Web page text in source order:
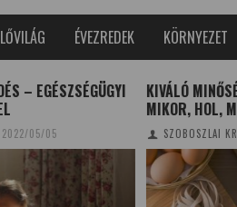
ÉVEZREDEK KÖRNYEZET
– EGÉSZSÉGÜGYI
2022/05/05
KIVÁLÓ
MIKOR, HOL,
SZOBOSZLAI